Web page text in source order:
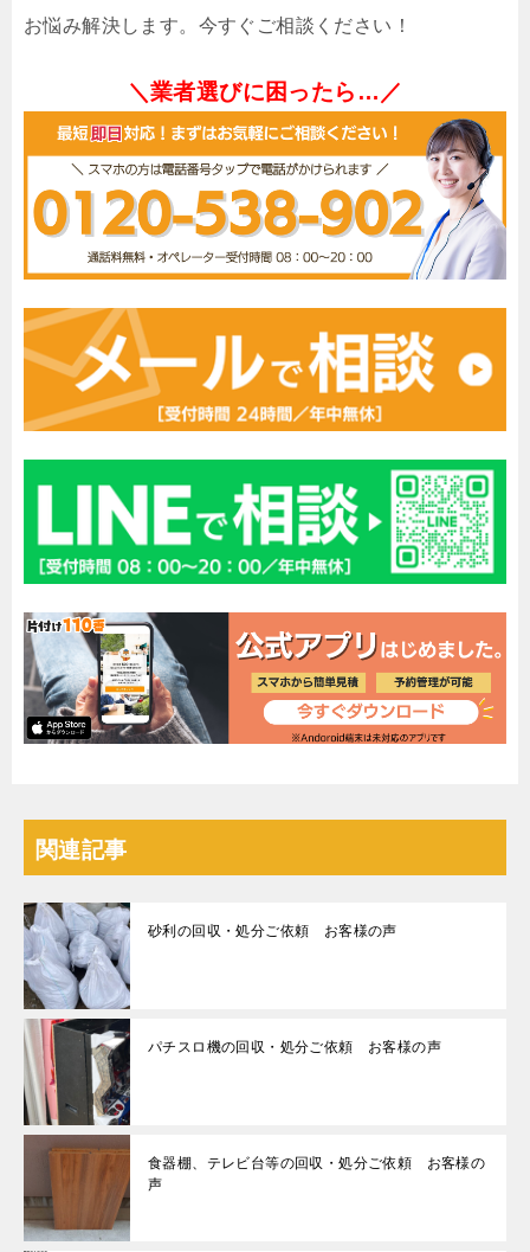
お悩み解決します。今すぐご相談ください！
＼業者選びに困ったら…／
関連記事
砂利の回収・処分ご依頼 お客様の声
パチスロ機の回収・処分ご依頼 お客様の声
食器棚、テレビ台等の回収・処分ご依頼 お客様の
声